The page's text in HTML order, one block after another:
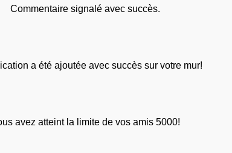
Commentaire signalé avec succès.
a été ajoutée avec succès sur votre mur!
avez atteint la limite de vos amis 5000!